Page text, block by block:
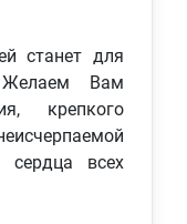
станет для
Вам
крепкого
сердца всех